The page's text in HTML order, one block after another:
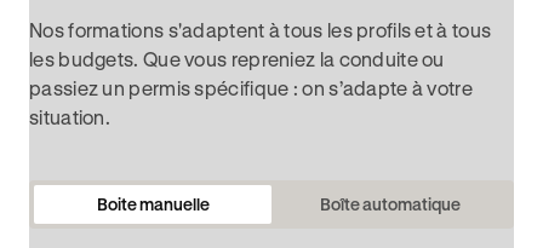
Nos formations s'adaptent à tous les profils et à tous
les budgets. Que vous repreniez la conduite ou
passiez un permis spécifique : on s’adapte à votre
situation.
Boite manuelle Boîte automatique